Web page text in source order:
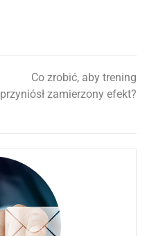
Co zrobić, aby trening
przyniósł zamierzony efekt?